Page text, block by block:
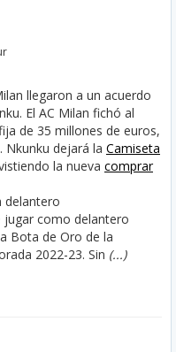
llegaron a un acuerdo
El AC Milan fichó al
de 35 millones de euros,
dejará la Camiseta
la nueva comprar
delantero
jugar como delantero
Bota de Oro de la
2022-23. Sin (...)